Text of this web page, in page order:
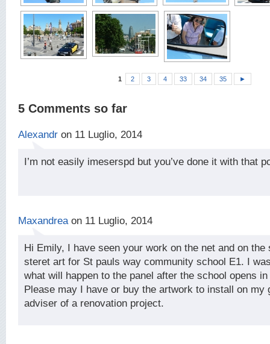
1 2 3 4 33 34 35 ►
5 Comments so far
Alexandr on 11 Luglio, 2014
I’m not easily imeserspd but you’ve done it with that
Maxandreaon 11 Luglio, 2014
Hi Emily, I have seen your work on the net and on the
steret art for St pauls way community school E1. I
what will happen to the panel after the school opens in
Please may I have or buy the artwork to install on my
adviser of a renovation project.